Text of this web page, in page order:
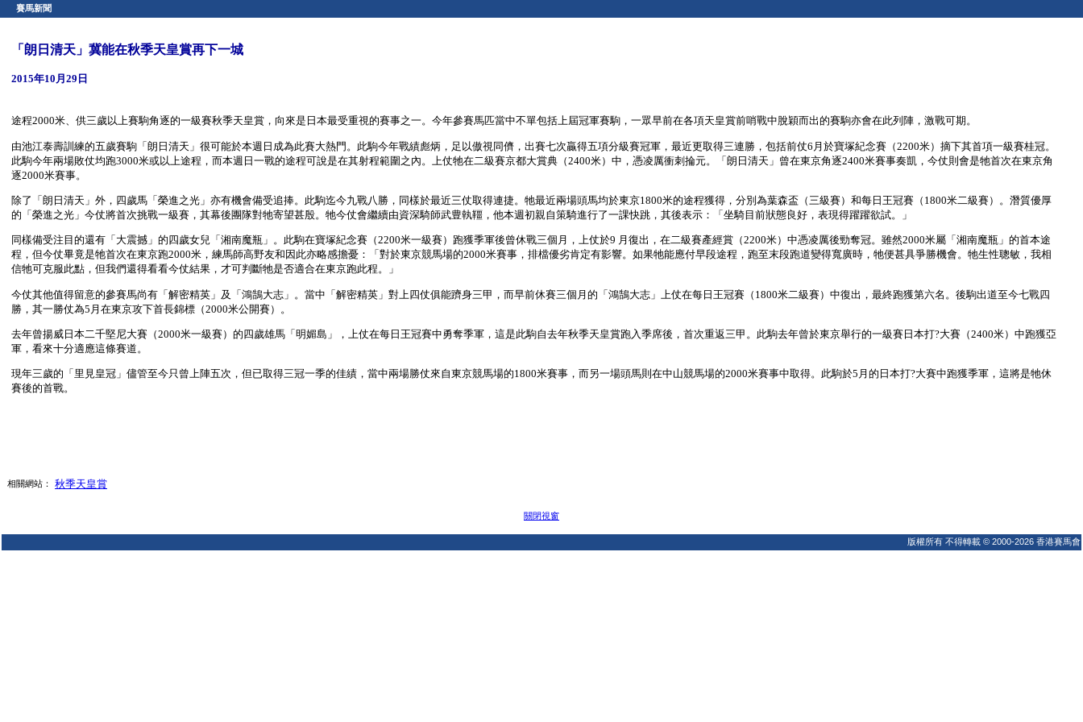
賽馬新聞
「朗日清天」冀能在秋季天皇賞再下一城
2015年10月29日
途程2000米、供三歲以上賽駒角逐的一級賽秋季天皇賞，向來是日本最受重視的賽事之一。今年參賽馬匹當中不單包括上屆冠軍賽駒，一眾早前在各項天皇賞前哨戰中脫穎而出的賽駒亦會在此列陣，激戰可期。
由池江泰壽訓練的五歲賽駒「朗日清天」很可能於本週日成為此賽大熱門。此駒今年戰績彪炳，足以傲視同儕，出賽七次贏得五項分級賽冠軍，最近更取得三連勝，包括前仗6月於寶塚紀念賽（2200米）摘下其首項一級賽桂冠。
此駒今年兩場敗仗均跑3000米或以上途程，而本週日一戰的途程可說是在其射程範圍之內。上仗牠在二級賽京都大賞典（2400米）中，憑凌厲衝刺掄元。「朗日清天」曾在東京角逐2400米賽事奏凱，今仗則會是牠首次在東京角
逐2000米賽事。
除了「朗日清天」外，四歲馬「榮進之光」亦有機會備受追捧。此駒迄今九戰八勝，同樣於最近三仗取得連捷。牠最近兩場頭馬均於東京1800米的途程獲得，分別為葉森盃（三級賽）和每日王冠賽（1800米二級賽）。潛質優厚
的「榮進之光」今仗將首次挑戰一級賽，其幕後團隊對牠寄望甚殷。牠今仗會繼續由資深騎師武豊執韁，他本週初親自策騎進行了一課快跳，其後表示：「坐騎目前狀態良好，表現得躍躍欲試。」
同樣備受注目的還有「大震撼」的四歲女兒「湘南魔瓶」。此駒在寶塚紀念賽（2200米一級賽）跑獲季軍後曾休戰三個月，上仗於9 月復出，在二級賽產經賞（2200米）中憑凌厲後勁奪冠。雖然2000米屬「湘南魔瓶」的首本途
程，但今仗畢竟是牠首次在東京跑2000米，練馬師高野友和因此亦略感擔憂：「對於東京競馬場的2000米賽事，排檔優劣肯定有影響。如果牠能應付早段途程，跑至末段跑道變得寬廣時，牠便甚具爭勝機會。牠生性聰敏，我相
信牠可克服此點，但我們還得看看今仗結果，才可判斷牠是否適合在東京跑此程。」
今仗其他值得留意的參賽馬尚有「解密精英」及「鴻鵠大志」。當中「解密精英」對上四仗俱能躋身三甲，而早前休賽三個月的「鴻鵠大志」上仗在每日王冠賽（1800米二級賽）中復出，最終跑獲第六名。後駒出道至今七戰四
勝，其一勝仗為5月在東京攻下首長錦標（2000米公開賽）。
去年曾揚威日本二千堅尼大賽（2000米一級賽）的四歲雄馬「明媚島」，上仗在每日王冠賽中勇奪季軍，這是此駒自去年秋季天皇賞跑入季席後，首次重返三甲。此駒去年曾於東京舉行的一級賽日本打?大賽（2400米）中跑獲亞
軍，看來十分適應這條賽道。
現年三歲的「里見皇冠」儘管至今只曾上陣五次，但已取得三冠一季的佳績，當中兩場勝仗來自東京競馬場的1800米賽事，而另一場頭馬則在中山競馬場的2000米賽事中取得。此駒於5月的日本打?大賽中跑獲季軍，這將是牠休
賽後的首戰。
相關網站： 秋季天皇賞
關閉視窗
版權所有 不得轉載 © 2000-2026 香港賽馬會